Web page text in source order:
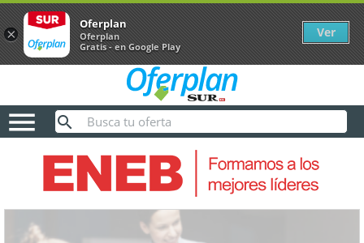

×
Oferplan
Oferplan
Gratis - en Google Play
Ver